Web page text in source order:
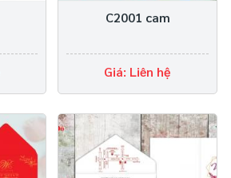
C2001 cam
Giá: Liên hệ